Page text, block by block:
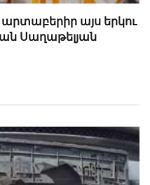
այս երկու
Սաղաթելյան